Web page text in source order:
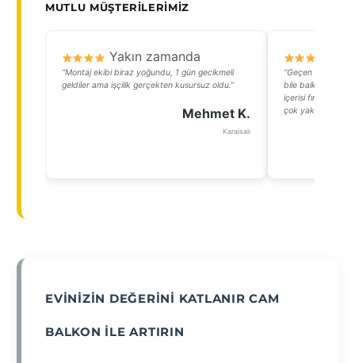
MUTLU MÜŞTERILERIMIZ
Yakın zamanda
“Montaj ekibi biraz yoğundu, 1 gün gecikmeli
geldiler ama işçilik gerçekten kusursuz oldu.”
Mehmet K.
Karaisalı
“Geçen yaz
bile balkonda
içerisi fırın gibi
çok yakıştı, köy
EVINIZIN DEĞERINI KATLANIR CAM
BALKON ILE ARTIRIN